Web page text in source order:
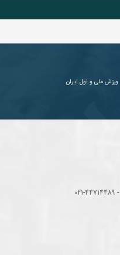
ورزش ملی و اول ایران